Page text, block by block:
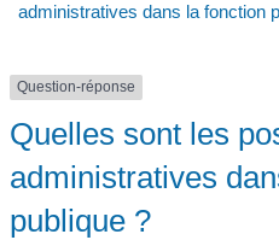
administratives dans la fonction
Question-réponse
Quelles sont les
administratives
publique ?